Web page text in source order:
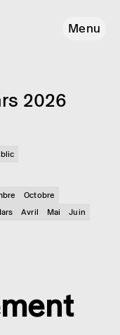
Menu
2026
Octobre
Avril Mai
Juin